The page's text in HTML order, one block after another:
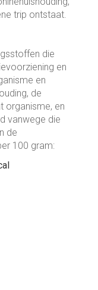
trip ontstaat.
die
en
en
de
organisme, en
vanwege die
de
100 gram: